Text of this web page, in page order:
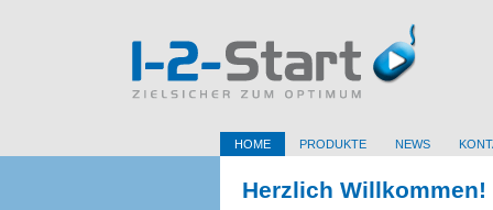
HOME PRODUKTE NEWS
Herzlich Willkommen!